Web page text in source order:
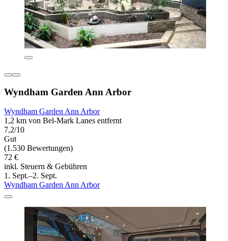
Wyndham Garden Ann Arbor
Wyndham Garden Ann Arbor
1,2 km von Bel-Mark Lanes entfernt
7,2/10
Gut
(1.530 Bewertungen)
72 €
inkl. Steuern & Gebühren
1. Sept.–2. Sept.
Wyndham Garden Ann Arbor